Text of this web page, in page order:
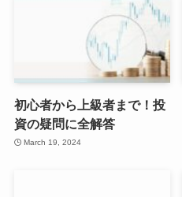
初心者から上級者まで！投
資の疑問に全解答
March 19, 2024